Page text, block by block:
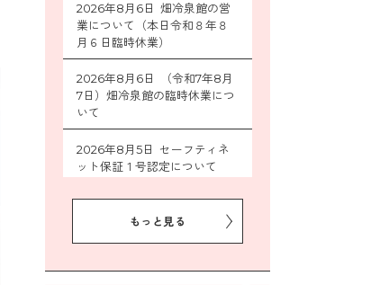
2026年8月6日 畑冷泉館の営
業について（本日令和８年８
月６日臨時休業）
2026年8月6日 （令和7年8月
7日）畑冷泉館の臨時休業につ
いて
2026年8月5日 セーフティネ
ット保証１号認定について
2026年8月5日 豊前市プレミ
アム付き商品券事業に関する
2026年8月5日 豊前市クリー
もっと見る